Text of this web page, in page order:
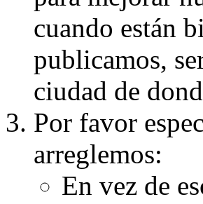
cuando están
publicamos,
ciudad de
Por favor
arreglemos:
En vez de